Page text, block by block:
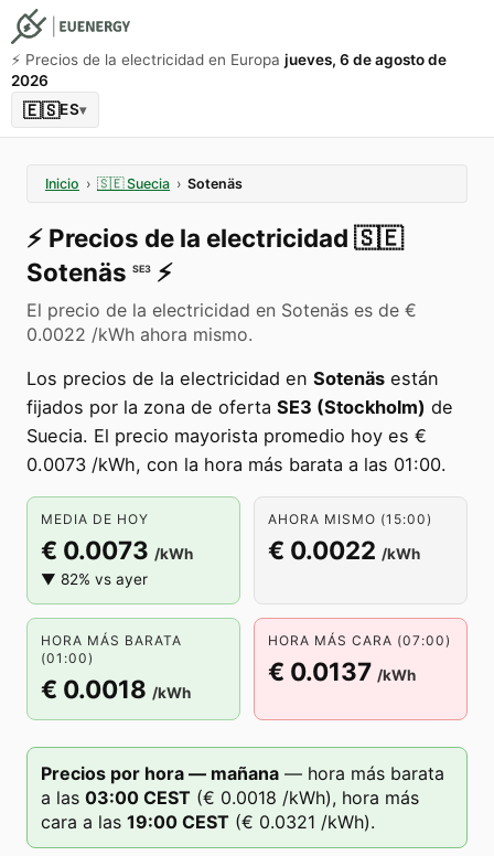
⚡️ Precios de la electricidad en Europa jueves, 6 de agosto de
2026
🇪🇸ES▾
Inicio › 🇸🇪 Suecia › Sotenäs
⚡️ Precios de la electricidad 🇸🇪
Sotenäs SE3 ⚡️
El precio de la electricidad en Sotenäs es de €
0.0022 /kWh ahora mismo.
Los precios de la electricidad en Sotenäs están
fijados por la zona de oferta SE3 (Stockholm) de
Suecia. El precio mayorista promedio hoy es €
0.0073 /kWh, con la hora más barata a las 01:00.
MEDIA DE HOY
€ 0.0073 /kWh
▼ 82% vs ayer
AHORA MISMO (15:00)
€ 0.0022 /kWh
HORA MÁS BARATA
(01:00)
€ 0.0018 /kWh
HORA MÁS CARA (07:00)
€ 0.0137 /kWh
Precios por hora — mañana — hora más barata
a las 03:00 CEST (€ 0.0018 /kWh), hora más
cara a las 19:00 CEST (€ 0.0321 /kWh).